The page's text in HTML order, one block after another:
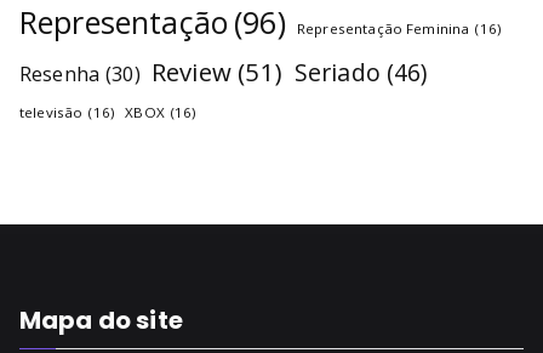
Representação (96) Representação Feminina (16)
Resenha (30) Review (51) Seriado (46)
televisão (16) XBOX (16)
Mapa do site